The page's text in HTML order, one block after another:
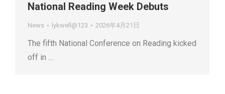
National Reading Week Debuts
News lykwell@123 2026年4月21日
The fifth National Conference on Reading kicked
off in …